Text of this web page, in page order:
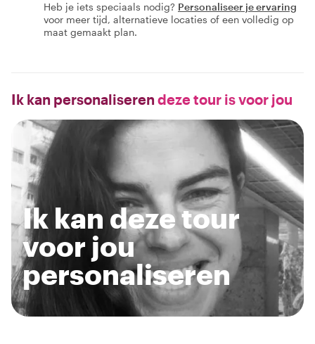
Heb je iets speciaals nodig? Personaliseer je ervaring
voor meer tijd, alternatieve locaties of een volledig op
maat gemaakt plan.
Ik kan personaliseren deze tour is voor jou
Ik kan deze tour
voor jou
personaliseren